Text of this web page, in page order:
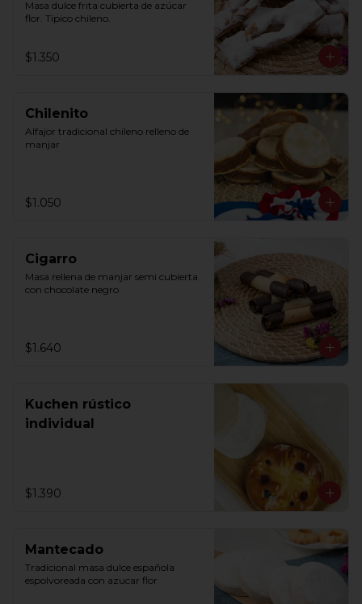
Masa dulce frita cubierta de azúcar
flor. Típico chileno.
$1.350
Chilenito
Alfajor tradicional chileno relleno de
manjar
$1.050
Cigarro
Masa rellena de manjar semi cubierta
con chocolate negro
$1.640
Kuchen rústico
individual
$1.390
Mantecado
Tradicional masa dulce española
espolvoreada con azucar flor